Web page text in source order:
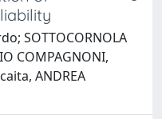
SOTTOCORNOLA
COMPAGNONI,
ANDREA